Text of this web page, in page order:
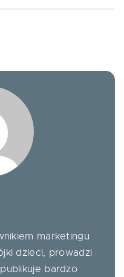
marketingu
dzieci, prowadzi
bardzo